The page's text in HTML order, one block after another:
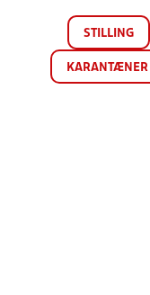
STILLING
KARANTÆNER